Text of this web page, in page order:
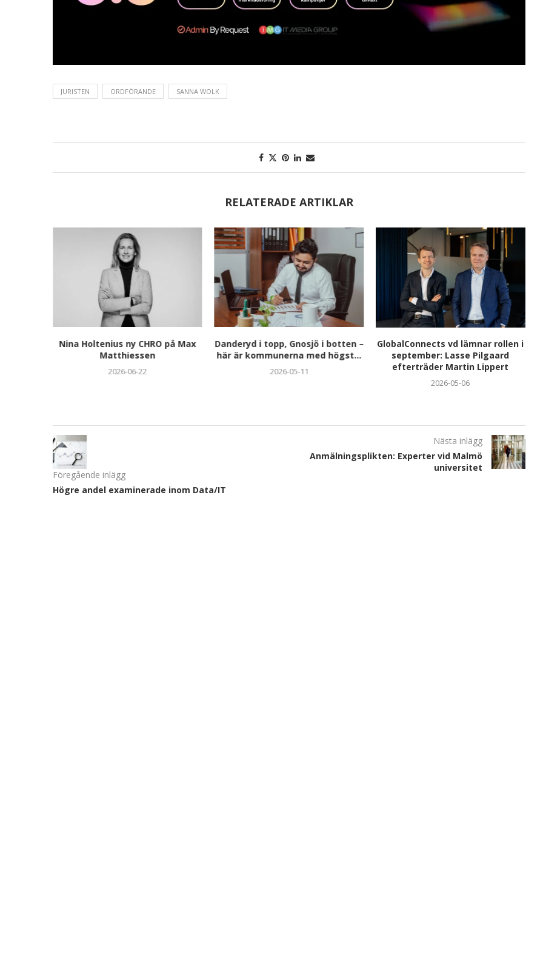
JURISTEN ORDFÖRANDE SANNA WOLK
RELATERADE ARTIKLAR
Nina Holtenius ny CHRO på Max
Matthiessen
2026-06-22
Danderyd i topp, Gnosjö i botten –
här är kommunerna med högst...
2026-05-11
GlobalConnects vd lämnar rollen i
september: Lasse Pilgaard
efterträder Martin Lippert
2026-05-06
Föregående inlägg
Högre andel examinerade inom Data/IT
Nästa inlägg
Anmälningsplikten: Experter vid Malmö
universitet